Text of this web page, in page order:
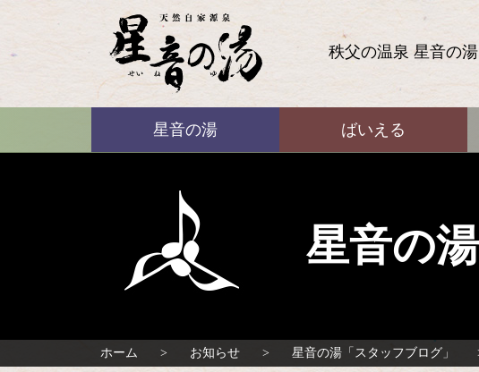
ばいえる
秩父の温泉 星音の
星音の湯 ばいえる
星音の
ホーム お知らせ 星音の湯「スタッフブログ」